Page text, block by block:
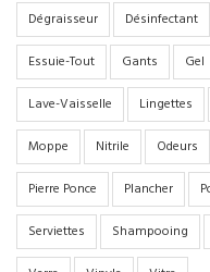
Dégraisseur
Désinfectant
Essuie-Tout
Gants Gel
Lave-Vaisselle
Lingettes
Moppe
Nitrile Odeurs
Pierre Ponce
Plancher
Serviettes
Shampooing